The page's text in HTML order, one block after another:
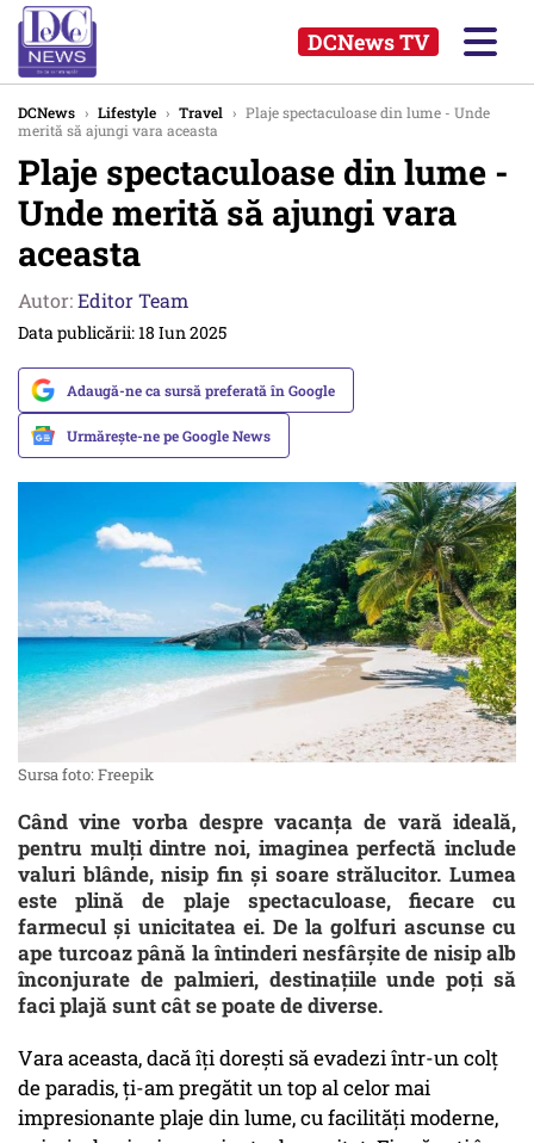
DCNews TV
DCNews › Lifestyle › Travel › Plaje spectaculoase din lume - Unde
merită să ajungi vara aceasta
Plaje spectaculoase din lume -
Unde merită să ajungi vara
aceasta
Autor:Editor Team
Data publicării: 18 Iun 2025
Adaugă-ne ca sursă preferată în Google
Urmărește-ne pe Google News
Sursa foto: Freepik
Când vine vorba despre vacanța de vară ideală,
pentru mulți dintre noi, imaginea perfectă include
valuri blânde, nisip fin și soare strălucitor. Lumea
este plină de plaje spectaculoase, fiecare cu
farmecul și unicitatea ei. De la golfuri ascunse cu
ape turcoaz până la întinderi nesfârșite de nisip alb
înconjurate de palmieri, destinațiile unde poți să
faci plajă sunt cât se poate de diverse.
Vara aceasta, dacă îți dorești să evadezi într-un colț
de paradis, ți-am pregătit un top al celor mai
impresionante plaje din lume, cu facilități moderne,